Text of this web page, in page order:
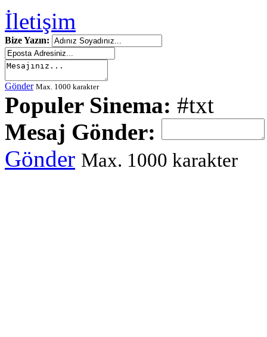
İletişim
Bize Yazın:
Gönder Max. 1000 karakter
Populer Sinema: #txt
Mesaj Gönder:
Gönder Max. 1000 karakter